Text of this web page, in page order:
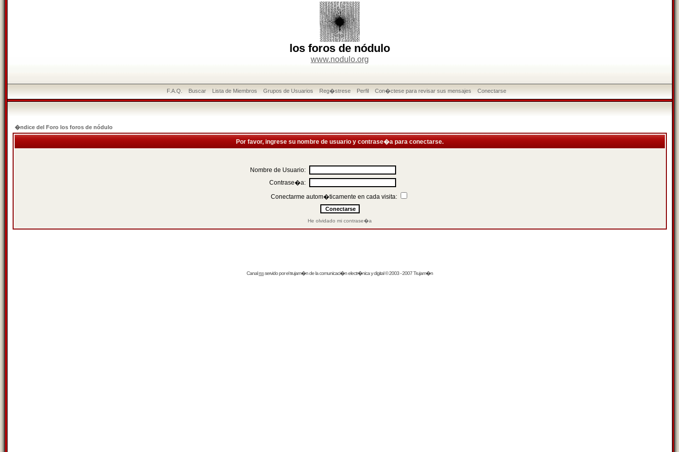
los foros de nódulo
www.nodulo.org
F.A.Q. Buscar Lista de Miembros Grupos de Usuarios Reg�strese Perfil Con�ctese para revisar sus mensajes Conectarse
�ndice del Foro los foros de nódulo
Por favor, ingrese su nombre de usuario y contrase�a para conectarse.
Nombre de Usuario:
Contrase�a:
Conectarme autom�ticamente en cada visita:
He olvidado mi contrase�a
Canalrssservido por eltrujam�nde la comunicaci�n electr�nica y digital © 2003 - 2007 Trujam�n